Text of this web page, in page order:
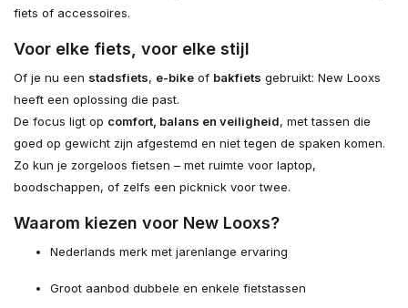
fiets of accessoires.
Voor elke fiets, voor elke stijl
Of je nu een stadsfiets, e-bike of bakfiets gebruikt: New Looxs
heeft een oplossing die past.
De focus ligt op comfort, balans en veiligheid, met tassen die
goed op gewicht zijn afgestemd en niet tegen de spaken komen.
Zo kun je zorgeloos fietsen – met ruimte voor laptop,
boodschappen, of zelfs een picknick voor twee.
Waarom kiezen voor New Looxs?
Nederlands merk met jarenlange ervaring
Groot aanbod dubbele en enkele fietstassen